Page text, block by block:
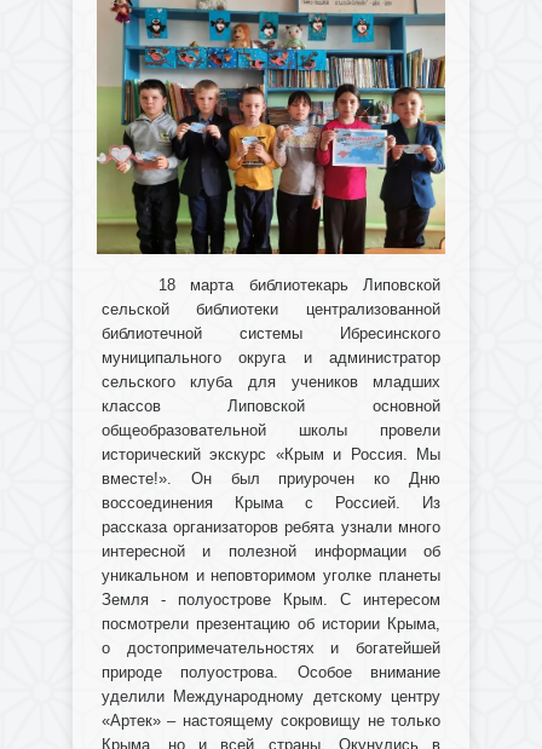
18 марта библиотекарь Липовской
сельской библиотеки централизованной
библиотечной системы Ибресинского
муниципального округа и администратор
сельского клуба для учеников младших
классов Липовской основной
общеобразовательной школы провели
исторический экскурс «Крым и Россия. Мы
вместе!». Он был приурочен ко Дню
воссоединения Крыма с Россией. Из
рассказа организаторов ребята узнали много
интересной и полезной информации об
уникальном и неповторимом уголке планеты
Земля - полуострове Крым. С интересом
посмотрели презентацию об истории Крыма,
о достопримечательностях и богатейшей
природе полуострова. Особое внимание
уделили Международному детскому центру
«Артек» – настоящему сокровищу не только
Крыма, но и всей страны. Окунулись в